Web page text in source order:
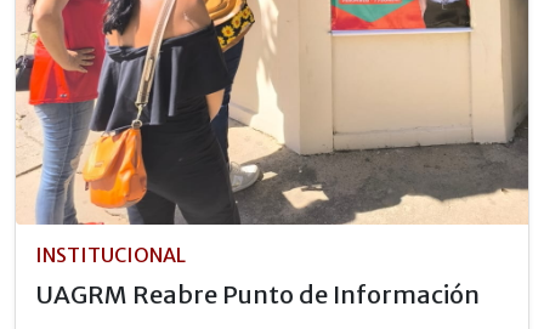
INSTITUCIONAL
UAGRM Reabre Punto de Información